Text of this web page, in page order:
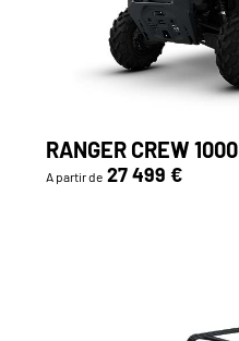
RANGER CREW 1000
A partir de 27 499 €